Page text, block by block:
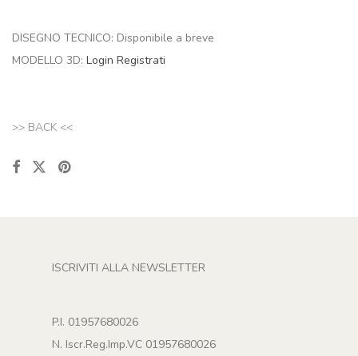
DISEGNO TECNICO: Disponibile a breve
MODELLO 3D: Login Registrati
>> BACK <<
ISCRIVITI ALLA NEWSLETTER
P.I. 01957680026
N. Iscr.Reg.Imp.VC 01957680026